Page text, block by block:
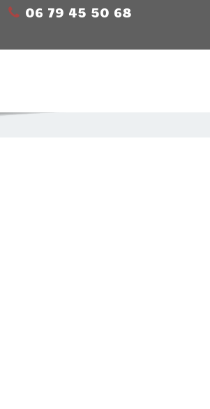
06 79 45 50 68